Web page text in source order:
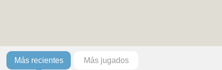
Más recientes Más jugados